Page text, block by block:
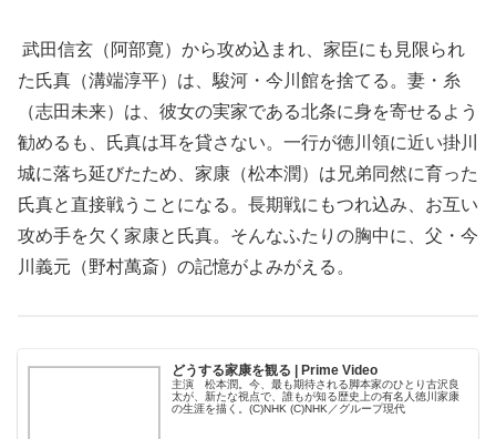
武田信玄（阿部寛）から攻め込まれ、家臣にも見限られ
た氏真（溝端淳平）は、駿河・今川館を捨てる。妻・糸
（志田未来）は、彼女の実家である北条に身を寄せるよう
勧めるも、氏真は耳を貸さない。一行が徳川領に近い掛川
城に落ち延びたため、家康（松本潤）は兄弟同然に育った
氏真と直接戦うことになる。長期戦にもつれ込み、お互い
攻め手を欠く家康と氏真。そんなふたりの胸中に、父・今
川義元（野村萬斎）の記憶がよみがえる。
どうする家康を観る | Prime Video
主演 松本潤。今、最も期待される脚本家のひとり古沢良
太が、新たな視点で、誰もが知る歴史上の有名人徳川家康
の生涯を描く。(C)NHK (C)NHK／グループ現代